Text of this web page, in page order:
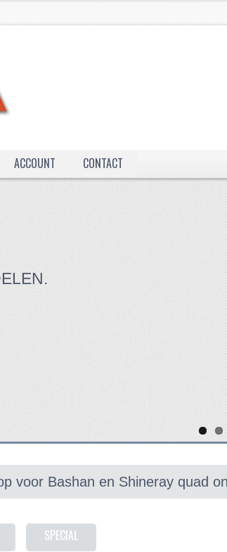
ACCOUNT CONTACT
voor Bashan en Shineray quad
SPECIAL